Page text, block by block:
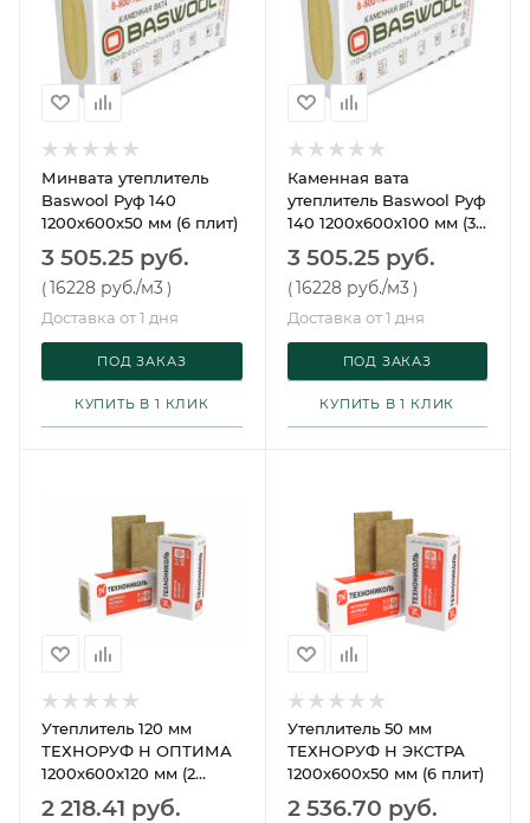
Минвата утеплитель
Baswool Руф 140
1200х600х50 мм (6 плит)
3 505.25 руб.
(16228 руб./м3 )
Доставка от 1 дня
ПОД ЗАКАЗ
КУПИТЬ В 1 КЛИК
Каменная вата
утеплитель Baswool Руф
140 1200х600х100 мм (3
3 505.25 руб.
(16228 руб./м3 )
Доставка от 1 дня
ПОД ЗАКАЗ
КУПИТЬ В 1 КЛИК
Утеплитель 120 мм
ТЕХНОРУФ Н ОПТИМА
1200х600х120 мм (2
2 218.41 руб.
Утеплитель 50 мм
ТЕХНОРУФ Н ЭКСТРА
1200х600х50 мм (6 плит)
2 536.70 руб.